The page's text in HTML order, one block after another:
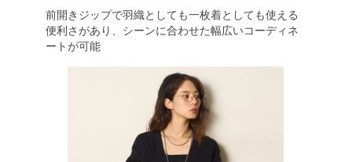
前開きジップで羽織としても一枚着としても使える
便利さがあり、シーンに合わせた幅広いコーディネ
ートが可能